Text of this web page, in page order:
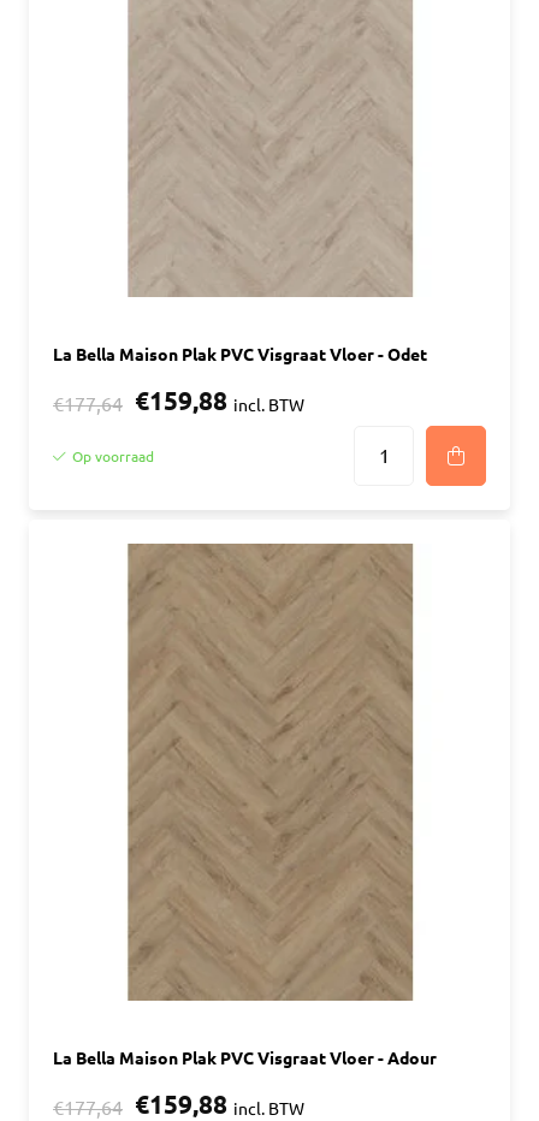
La Bella Maison Plak PVC Visgraat Vloer - Odet
€177,64 €159,88 incl. BTW
Op voorraad
La Bella Maison Plak PVC Visgraat Vloer - Adour
€177,64 €159,88 incl. BTW